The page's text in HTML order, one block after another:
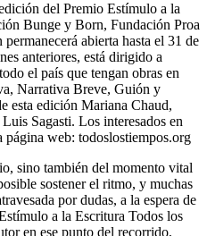
del Premio Estímulo a la
Bunge y Born, Fundación Proa
abierta hasta el 31 de
anteriores, está dirigido a
el país que tengan obras en
Narrativa Breve, Guión y
esta edición Mariana Chaud,
Sagasti. Los interesados en
web: todoslostiempos.org
sino también del momento vital
sostener el ritmo, y muchas
por dudas, a la espera de
a la Escritura Todos los
en ese punto del recorrido,